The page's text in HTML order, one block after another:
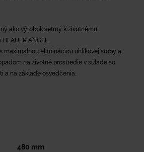
ako výrobok šetrný k životnému
ANGEL.
maximálnou elimináciou uhlíkovej stopy a
na životné prostredie v súlade so
a na základe osvedčenia.
480 mm